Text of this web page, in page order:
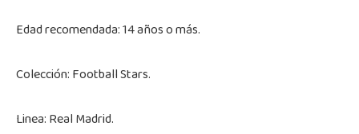
Edad recomendada: 14 años o más.
Colección: Football Stars.
Linea: Real Madrid.